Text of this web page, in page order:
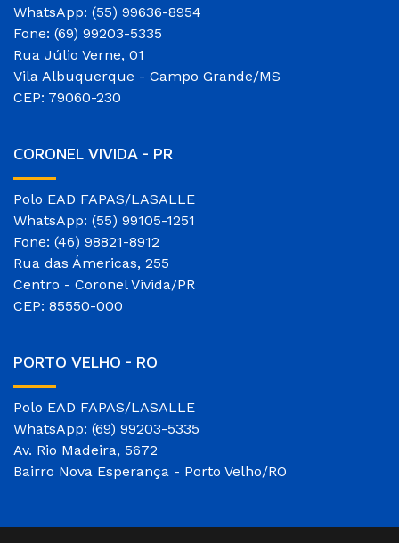
WhatsApp: (55) 99636-8954
Fone: (69) 99203-5335
Rua Júlio Verne, 01
Vila Albuquerque - Campo Grande/MS
CEP: 79060-230
CORONEL VIVIDA - PR
Polo EAD FAPAS/LASALLE
WhatsApp: (55) 99105-1251
Fone: (46) 98821-8912
Rua das Ámericas, 255
Centro - Coronel Vivida/PR
CEP: 85550-000
PORTO VELHO - RO
Polo EAD FAPAS/LASALLE
WhatsApp: (69) 99203-5335
Av. Rio Madeira, 5672
Bairro Nova Esperança - Porto Velho/RO